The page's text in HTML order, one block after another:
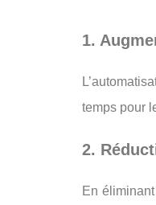
1.
temps pour
2.
En